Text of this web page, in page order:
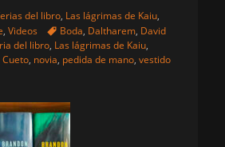
del libro, Las lágrimas de Kaiu,
, Videos Etiquetas
Boda, Daltharem, David
del libro, Las lágrimas de Kaiu,
, novia, pedida de mano, vestido